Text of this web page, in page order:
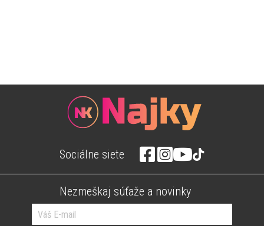
Sociálne siete
Nezmeškaj súťaže a novinky